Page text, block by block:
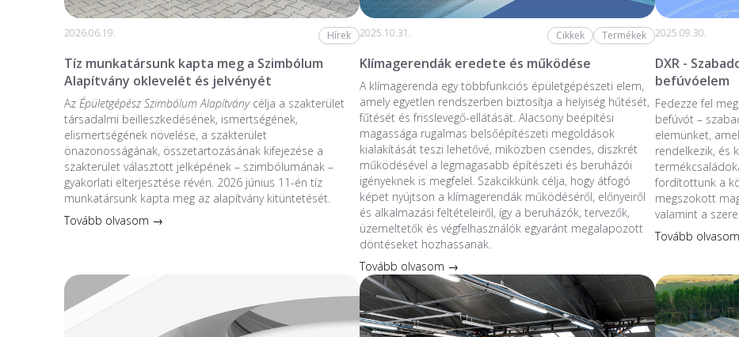
2026.06.19. Hírek
Tíz munkatársunk kapta meg a Szimbólum
Alapítvány oklevelét és jelvényét
Az Épületgépész Szimbólum Alapítványcélja a szakterület
társadalmi beilleszkedésének, ismertségének,
elismertségének növelése, a szakterület
önazonosságának, összetartozásának kifejezése a
szakterület választott jelképének – szimbólumának –
gyakorlati elterjesztése révén. 2026 június 11-én tíz
munkatársunk kapta meg az alapítvány kitüntetését.
Tovább olvasom →
2025.10.31. Cikkek Termékek
Klímagerendák eredete és működése
A klímagerenda egy többfunkciós épületgépészeti elem,
amely egyetlen rendszerben biztosítja a helyiség hűtését,
fűtését és frisslevegő-ellátását. Alacsony beépítési
magassága rugalmas belsőépítészeti megoldások
kialakítását teszi lehetővé, miközben csendes, diszkrét
működésével a legmagasabb építészeti és beruházói
igényeknek is megfelel. Szakcikkünk célja, hogy átfogó
képet nyújtson a klímagerendák működéséről, előnyeiről
és alkalmazási feltételeiről, így a beruházók, tervezők,
üzemeltetők és végfelhasználók egyaránt megalapozott
döntéseket hozhassanak.
Tovább olvasom →
2025.09.30.
DXR -
befúvóelem
Fedezze fel
befúvót –
elemünket,
rendelkezik, és
fordítottunk a
megszokott
valamint a
Tovább